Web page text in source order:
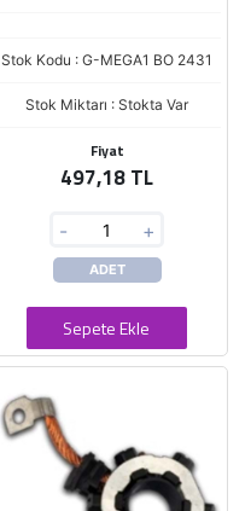
Stok Kodu : G-MEGA1 BO 2431
Stok Miktarı : Stokta Var
Fiyat
497,18 TL
- +
ADET
Sepete Ekle